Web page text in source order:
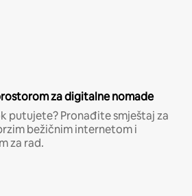
za digitalne nomade
putujete? Pronađite smještaj za
bežičnim internetom i
za rad.